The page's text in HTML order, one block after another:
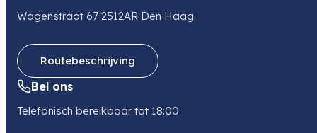
Wagenstraat 67 2512AR Den Haag
Routebeschrijving
Bel ons
Telefonisch bereikbaar tot 18:00